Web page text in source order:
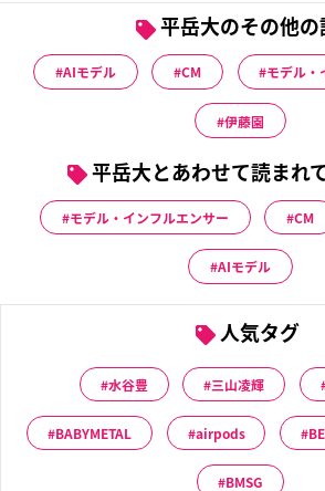
平岳大のその他
AIモデル CM モデル・
伊藤園
平岳大とあわせて読まれ
モデル・インフルエンサー CM
AIモデル
人気タグ
水谷豊 三山凌輝
BABYMETAL airpods
BMSG